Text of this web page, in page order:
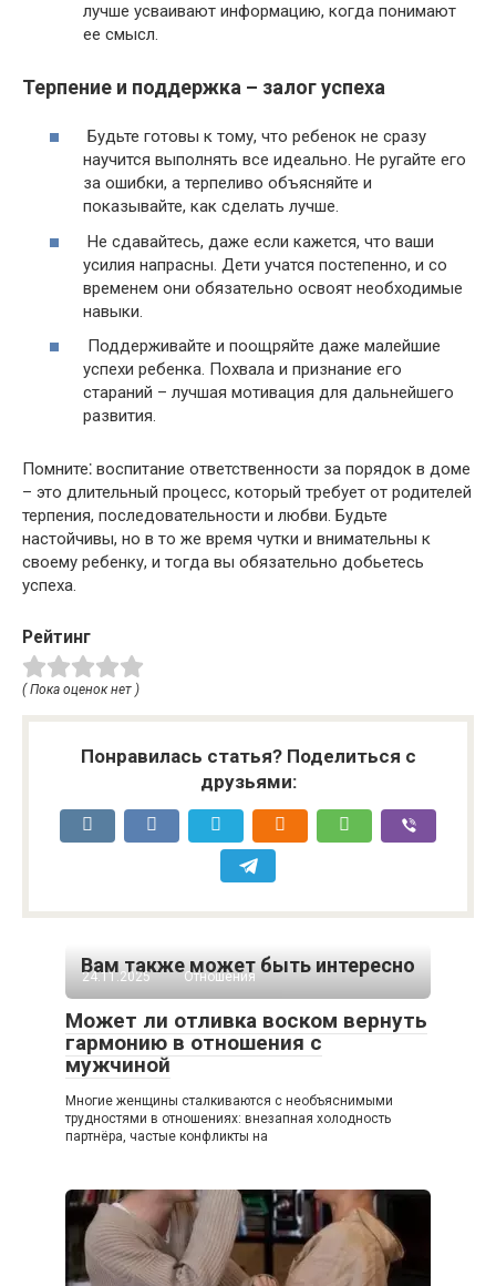
лучше усваивают информацию, когда понимают
ее смысл.​
Терпение и поддержка – залог успеха
Будьте готовы к тому, что ребенок не сразу
научится выполнять все идеально.​ Не ругайте его
за ошибки, а терпеливо объясняйте и
показывайте, как сделать лучше.​
Не сдавайтесь, даже если кажется, что ваши
усилия напрасны. Дети учатся постепенно, и со
временем они обязательно освоят необходимые
навыки.​
Поддерживайте и поощряйте даже малейшие
успехи ребенка.​ Похвала и признание его
стараний – лучшая мотивация для дальнейшего
развития.​
Помните⁚ воспитание ответственности за порядок в доме
– это длительный процесс, который требует от родителей
терпения, последовательности и любви.​ Будьте
настойчивы, но в то же время чутки и внимательны к
своему ребенку, и тогда вы обязательно добьетесь
успеха.​
Рейтинг
( Пока оценок нет )
Понравилась статья? Поделиться с
друзьями:
Вам также может быть интересно
24.11.2025 Отношения
Может ли отливка воском вернуть
гармонию в отношения с
мужчиной
Многие женщины сталкиваются с необъяснимыми
трудностями в отношениях: внезапная холодность
партнёра, частые конфликты на